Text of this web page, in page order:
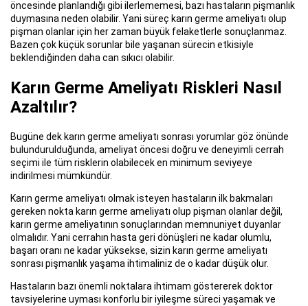
öncesinde planlandığı gibi ilerlememesi, bazı hastaların pişmanlık
duymasına neden olabilir. Yani süreç karın germe ameliyatı olup
pişman olanlar için her zaman büyük felaketlerle sonuçlanmaz.
Bazen çok küçük sorunlar bile yaşanan sürecin etkisiyle
beklendiğinden daha can sıkıcı olabilir.
Karın Germe Ameliyatı Riskleri Nasıl
Azaltılır?
Bugüne dek karın germe ameliyatı sonrası yorumlar göz önünde
bulundurulduğunda, ameliyat öncesi doğru ve deneyimli cerrah
seçimi ile tüm risklerin olabilecek en minimum seviyeye
indirilmesi mümkündür.
Karın germe ameliyatı olmak isteyen hastaların ilk bakmaları
gereken nokta karın germe ameliyatı olup pişman olanlar değil,
karın germe ameliyatının sonuçlarından memnuniyet duyanlar
olmalıdır. Yani cerrahın hasta geri dönüşleri ne kadar olumlu,
başarı oranı ne kadar yüksekse, sizin karın germe ameliyatı
sonrası pişmanlık yaşama ihtimaliniz de o kadar düşük olur.
Hastaların bazı önemli noktalara ihtimam göstererek doktor
tavsiyelerine uyması konforlu bir iyileşme süreci yaşamak ve